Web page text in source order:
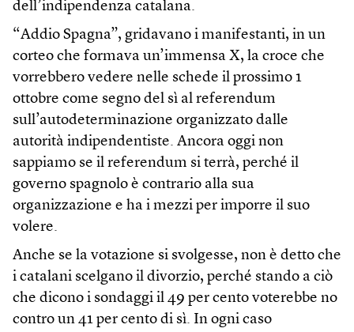
dell’indipendenza catalana.
“Addio Spagna”, gridavano i manifestanti, in un
corteo che formava un’immensa X, la croce che
vorrebbero vedere nelle schede il prossimo 1
ottobre come segno del sì al referendum
sull’autodeterminazione organizzato dalle
autorità indipendentiste. Ancora oggi non
sappiamo se il referendum si terrà, perché il
governo spagnolo è contrario alla sua
organizzazione e ha i mezzi per imporre il suo
volere.
Anche se la votazione si svolgesse, non è detto che
i catalani scelgano il divorzio, perché stando a ciò
che dicono i sondaggi il 49 per cento voterebbe no
contro un 41 per cento di sì. In ogni caso